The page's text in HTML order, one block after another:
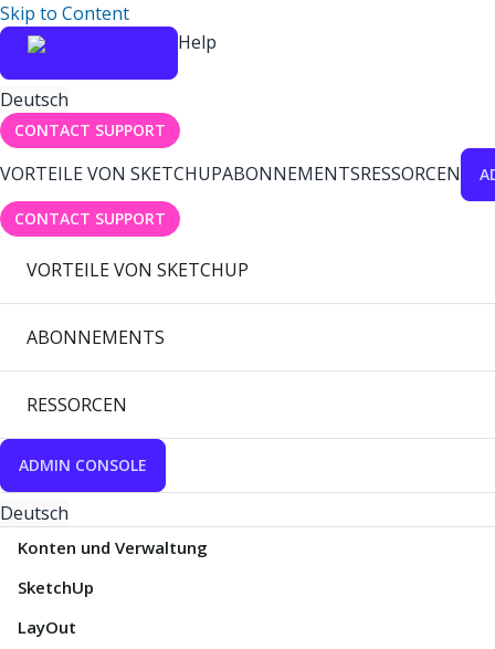
Skip to Content
Help
Deutsch
CONTACT SUPPORT
VORTEILE VON SKETCHUPABONNEMENTSRESSORCEN
CONTACT SUPPORT
VORTEILE VON SKETCHUP
ABONNEMENTS
RESSORCEN
ADMIN CONSOLE
Deutsch
Konten und Verwaltung
SketchUp
LayOut